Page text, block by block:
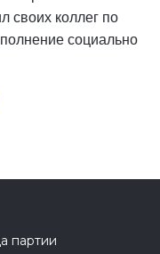
своих коллег по
социально
партии